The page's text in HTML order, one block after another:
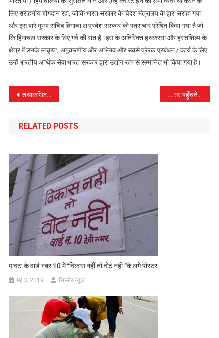
लिए सराहनीय योगदान रहा, जोकि भारत सरकार के विदेश मंत्रालय के द्वारा सराहा गया
और इस बारे मुख्य सचिव हिमाचा ल प्रदेश सरकार को पत्राचार प्रेषित किया गया है जो
कि हिमाचल सरकार के लिए गर्व की बात है।इस के अतिरिक्त हथकरघा और हस्तशिल्प के
क्षेत्र में उनके उत्कृष्ट, अनुकरणीय और अभिनव और सबसे प्रेरक प्रबंधन / कार्य के लिए
उन्हें भारतीय आर्थिक सेवा भारत सरकार द्वारा उद्योग रत्न से सम्मानित भी किया गया है।
पोस्ट
नेविगेशन
तथाकथित पत्रकार की बढ़ी मुश्किलें, अब विनोद कुमार ने की शिकायत ….घर पहुँचते ही मुंगेरी लाल की होने लगी छित्तर परेड
RELATED POSTS
पांवटा के वार्ड नंबर 10 में “विकास नहीं तो वोट नहीं “के लगे पोस्टर
मई 3, 2019 सिरमौर न्यूज़